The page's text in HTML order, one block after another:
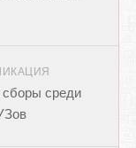
среди